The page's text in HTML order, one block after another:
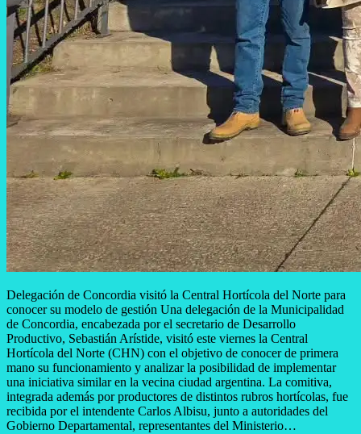
Delegación de Concordia visitó la Central Hortícola del Norte para
conocer su modelo de gestión Una delegación de la Municipalidad
de Concordia, encabezada por el secretario de Desarrollo
Productivo, Sebastián Arístide, visitó este viernes la Central
Hortícola del Norte (CHN) con el objetivo de conocer de primera
mano su funcionamiento y analizar la posibilidad de implementar
una iniciativa similar en la vecina ciudad argentina. La comitiva,
integrada además por productores de distintos rubros hortícolas, fue
recibida por el intendente Carlos Albisu, junto a autoridades del
Gobierno Departamental, representantes del Ministerio…